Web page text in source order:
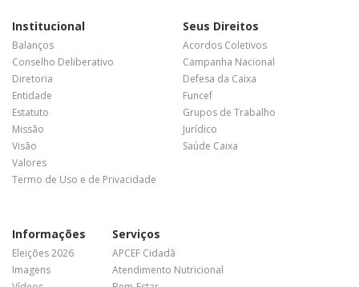
Institucional
Balanços
Conselho Deliberativo
Diretoria
Entidade
Estatuto
Missão
Visão
Valores
Termo de Uso e de Privacidade
Seus Direitos
Acordos Coletivos
Campanha Nacional
Defesa da Caixa
Funcef
Grupos de Trabalho
Jurídico
Saúde Caixa
Informações
Eleições 2026
Imagens
Serviços
APCEF Cidadã
Atendimento Nutricional